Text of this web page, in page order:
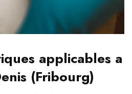
applicables a
(Fribourg)